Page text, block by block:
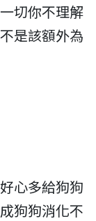
切你不理解
是該額外為
心多給狗狗
狗狗消化不